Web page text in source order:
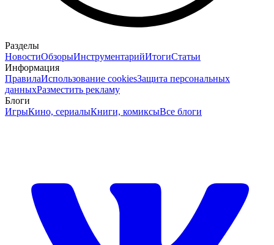
Разделы
НовостиОбзорыИнструментарийИтогиСтатьи
Информация
ПравилаИспользование cookiesЗащита персональных
данныхРазместить рекламу
Блоги
ИгрыКино, сериалыКниги, комиксыВсе блоги